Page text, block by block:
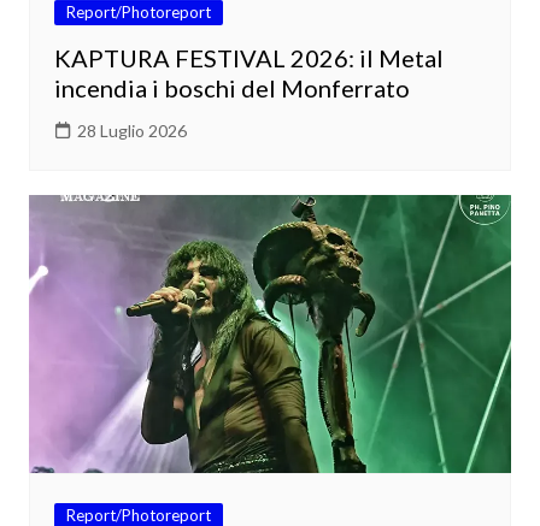
Report/Photoreport
KAPTURA FESTIVAL 2026: il Metal
incendia i boschi del Monferrato
28 Luglio 2026
Report/Photoreport